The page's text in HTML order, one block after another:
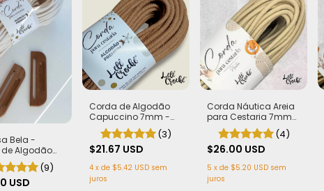
Bela -
Algodão
Alça Teca
(9)
USD
Corda de Algodão
Capuccino 7mm -
50m
(3)
$21.67 USD
4 x de $5.42 USD sem
juros
Corda Náutica Areia
para Cestaria 7mm
com Alma - Firme,
Leve e Estruturada |
50 metros
(4)
$26.00 USD
5 x de $5.20 USD sem
juros